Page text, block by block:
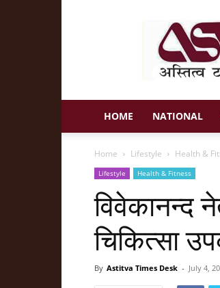
HOME NATIONAL
Home Lifestyle Health &
Lifestyle Health & Fitness
विवेकानन्द
चिकित्सा
By Astitva Times Desk - July 4,